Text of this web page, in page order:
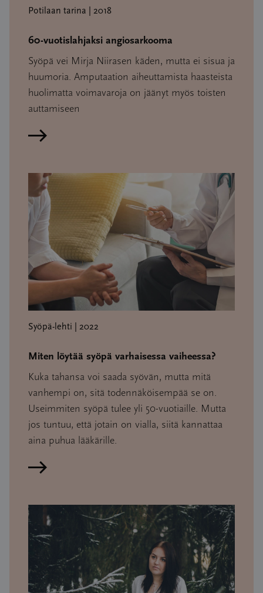
Potilaan tarina | 2018
60-vuotislahjaksi angiosarkooma
Syöpä vei Mirja Niirasen käden, mutta ei sisua ja
huumoria. Amputaation aiheuttamista haasteista
huolimatta voimavaroja on jäänyt myös toisten
auttamiseen
Lue artikkeli
Syöpä-lehti | 2022
Miten löytää syöpä varhaisessa vaiheessa?
Kuka tahansa voi saada syövän, mutta mitä
vanhempi on, sitä todennäköisempää se on.
Useimmiten syöpä tulee yli 50-vuotiaille. Mutta
jos tuntuu, että jotain on vialla, siitä kannattaa
aina puhua lääkärille.
Lue artikkeli